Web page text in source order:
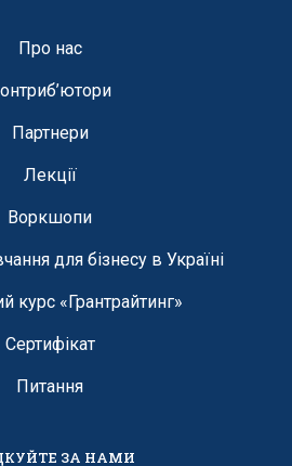
Про нас
Партнери
Лекції
Воркшопи
для бізнесу в Україні
курс «Грантрайтинг»
Сертифікат
Питання
ЗА НАМИ